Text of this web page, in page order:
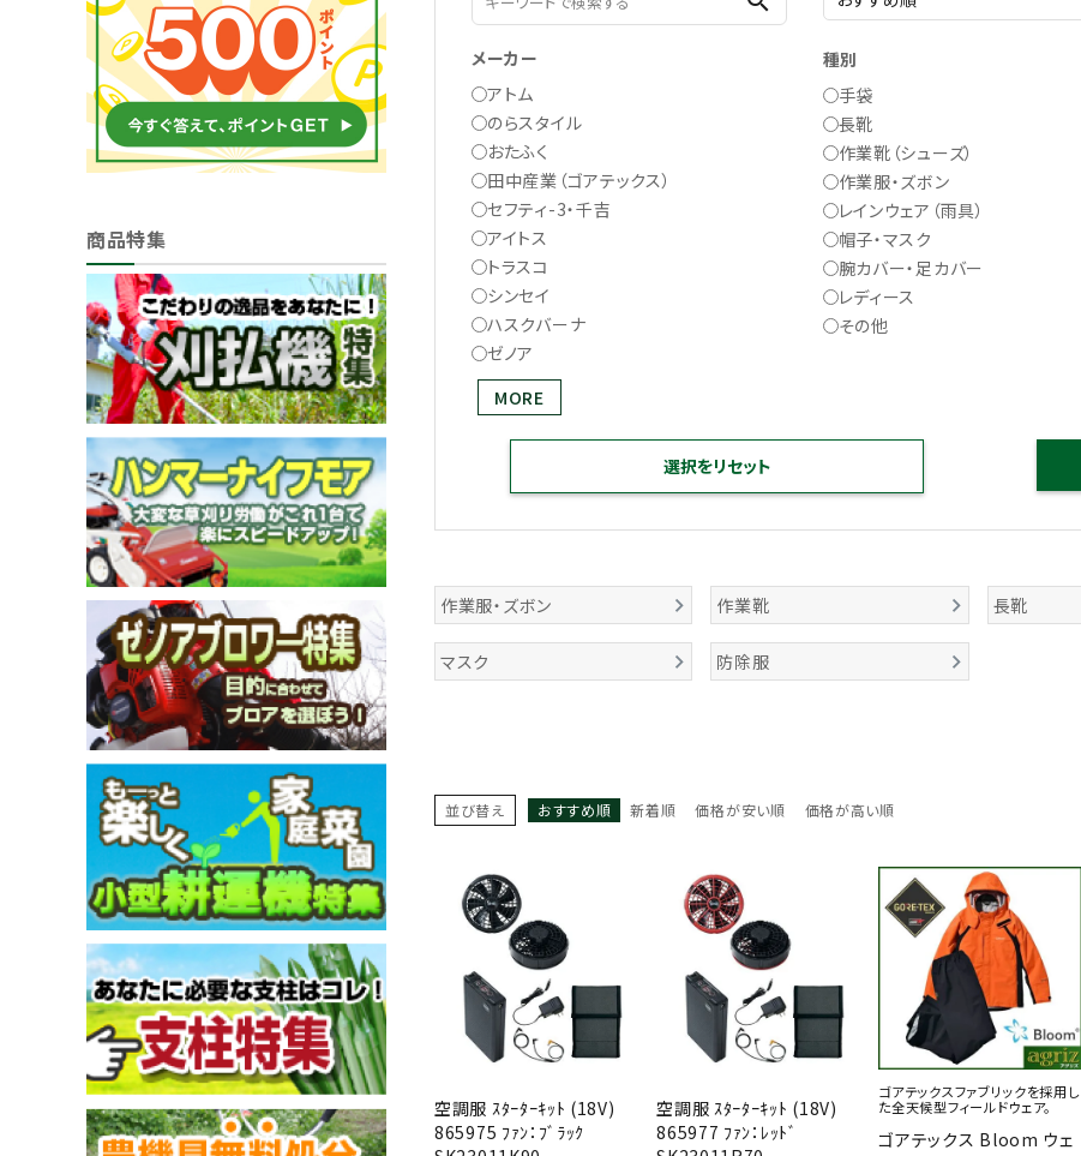
メールでのお問い合わせ
info@agriz.net
FAXでのご注文
0739-72-453224時間受付
商品特集
メーカー
アトム
のらスタイル
おたふく
田中産業（ゴアテックス）
セフティ-3・千吉
アイトス
トラスコ
シンセイ
ハスクバーナ
ゼノア
MORE
種別
手袋
長靴
作業靴（シューズ）
作業服・ズボン
レインウェア（雨具）
帽子・マスク
腕カバー・足カバー
レディース
その他
作業服・ズボン
作業靴 長靴
マスク 防除服
並び替え おすすめ順 新着順 価格が安い順 価格が高い順
空調服 ｽﾀｰﾀｰｷｯﾄ (18V)
865975 ﾌｧﾝ：ﾌﾞﾗｯｸ
空調服 ｽﾀｰﾀｰｷｯﾄ (18V)
865977 ﾌｧﾝ：ﾚｯﾄﾞ
ゴアテックスファブリックを採用し
た全天候型フィールドウェア。
ゴアテックス Bloom ウェ